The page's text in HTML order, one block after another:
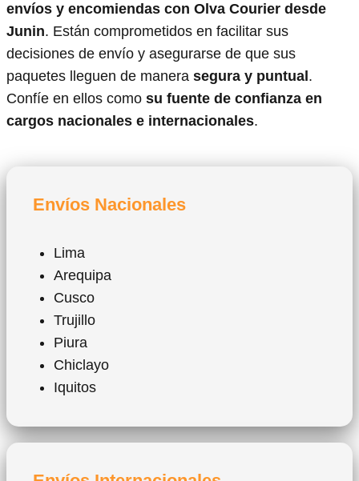
envíos y encomiendas con Olva Courier desde
Junin. Están comprometidos en facilitar sus
decisiones de envío y asegurarse de que sus
paquetes lleguen de manera segura y puntual .
Confíe en ellos como su fuente de confianza en
cargos nacionales e internacionales.
Envíos Nacionales
Lima
Arequipa
Cusco
Trujillo
Piura
Chiclayo
Iquitos